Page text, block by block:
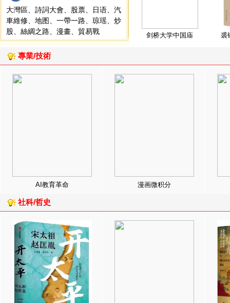
大灣區
詩詞大會 股票 日语
汽
車維修
地图 一帶一路 琼瑶
炒
股
絲綢之路 漫畫 貿易戰 剑桥大学中国庙 裘
專業/技術
AI教育革命 漫画微积分
社科/哲史